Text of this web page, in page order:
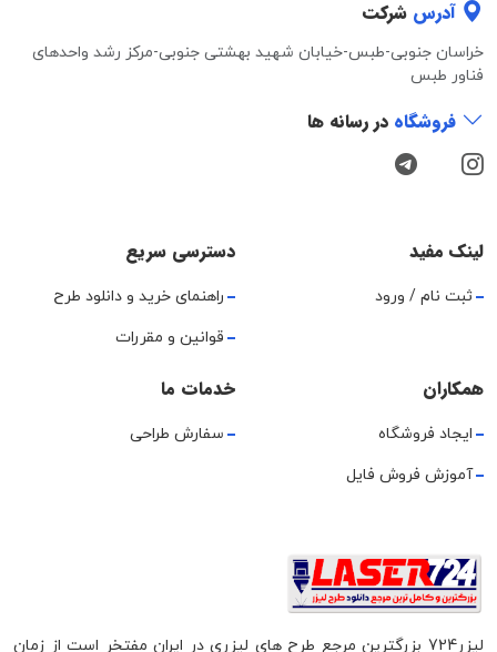
آدرس شرکت
خراسان جنوبی-طبس-خیابان شهید بهشتی جنوبی-مرکز رشد واحدهای
فناور طبس
فروشگاه در رسانه ها
لینک مفید
ثبت نام / ورود
دسترسی سریع
راهنمای خرید و دانلود طرح
قوانین و مقررات
همکاران
ایجاد فروشگاه
آموزش فروش فایل
خدمات ما
سفارش طراحی
لیزر724 بزرگترین مرجع طرح های لیزری در ایران مفتخر است از زمان